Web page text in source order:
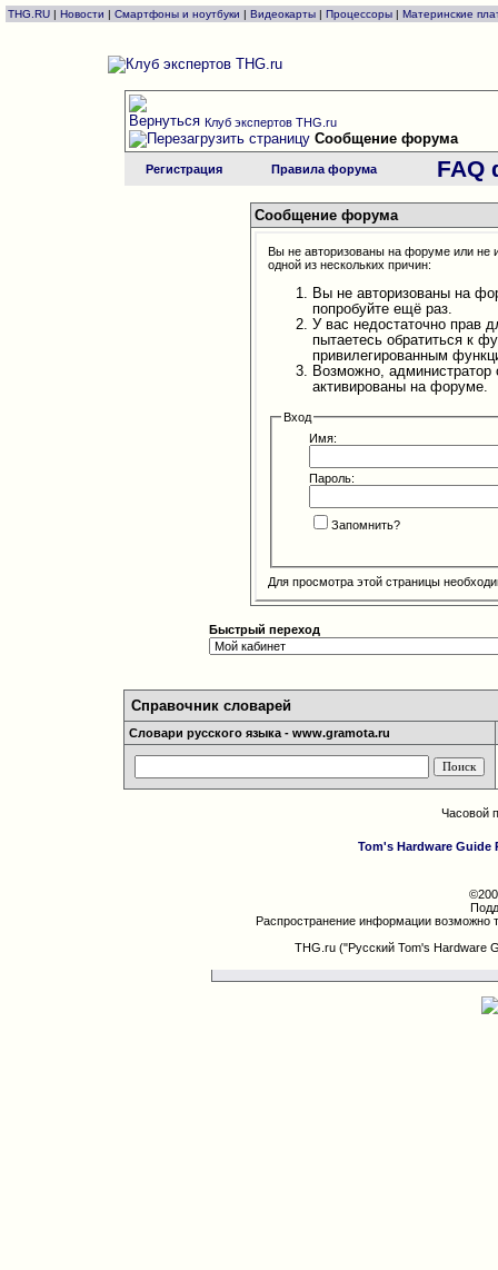
THG.RU | Новости | Смартфоны и ноутбуки | Видеокарты | Процессоры | Материнские
Клуб экспертов THG.ru
Сообщение форума
Регистрация Правила форума FAQ
Сообщение форума
Вы не авторизованы на форуме или не
одной из нескольких причин:
Вы не авторизованы на
попробуйте ещё раз.
У вас недостаточно прав
пытаетесь обратиться к
привилегированным
Возможно,
активированы на форуме.
Вход
Имя:
Пароль:
Запомнить?
Для просмотра этой страницы
Быстрый переход
Справочник словарей
Словари русского языка - www.gramota.ru
Часовой
Tom's Hardware Guide
Распространение информации возможно
THG.ru ("Русский Tom's Hardware